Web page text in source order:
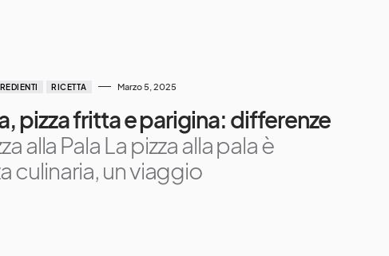
RICETTA Marzo 5, 2025
pizza fritta e parigina: differenze
alla Pala La pizza alla pala è
culinaria, un viaggio